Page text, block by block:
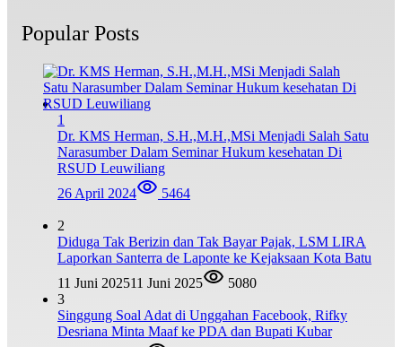
Popular Posts
1
Dr. KMS Herman, S.H.,M.H.,MSi Menjadi Salah Satu
Narasumber Dalam Seminar Hukum kesehatan Di
RSUD Leuwiliang
26 April 2024
5464
2
Diduga Tak Berizin dan Tak Bayar Pajak, LSM LIRA
Laporkan Santerra de Laponte ke Kejaksaan Kota Batu
11 Juni 202511 Juni 2025
5080
3
Singgung Soal Adat di Unggahan Facebook, Rifky
Desriana Minta Maaf ke PDA dan Bupati Kubar